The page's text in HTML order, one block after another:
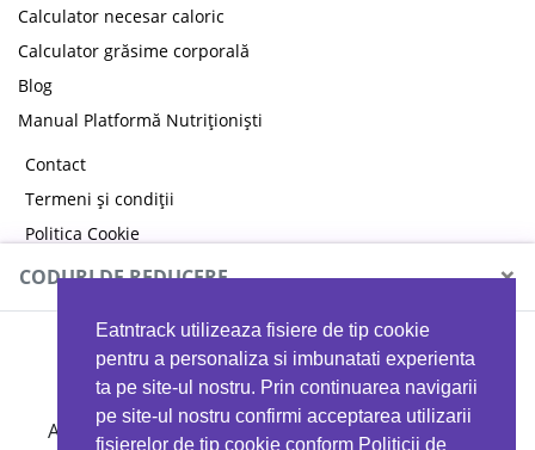
Eatntrack utilizeaza fisiere de tip cookie
pentru a personaliza si imbunatati experienta
ta pe site-ul nostru. Prin continuarea navigarii
pe site-ul nostru confirmi acceptarea utilizarii
fisierelor de tip cookie conform Politicii de
Calculator necesar caloric
Calculator grăsime corporală
Blog
Manual Platformă Nutriționiști
Contact
Termeni și condiții
Politica Cookie
Politica de confidențialitate
CODURI DE REDUCERE ×
MYPROTEIN
Ai 40%reducere la orice comandă folosind codul